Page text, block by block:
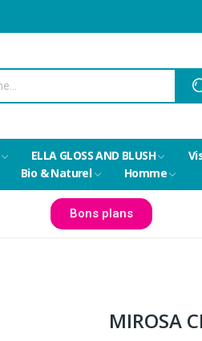
ELLA GLOSS AND BLUSH
Bio & Naturel Homme
Bons plans
MIROSA